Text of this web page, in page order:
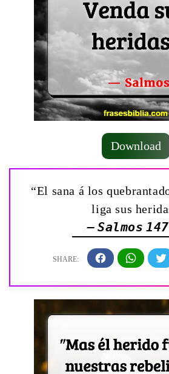
Download
“El sana á los
liga sus
— Salmos